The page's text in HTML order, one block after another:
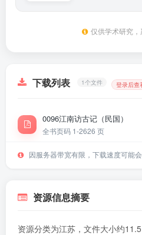
仅供学术研究
下载列表 1个文件 登录后查
0096江南访古记（民国）
全书页码 1-2626 页
因服务器带宽有限，下载速度可能
资源信息摘要
资源分类为江苏，文件大小约